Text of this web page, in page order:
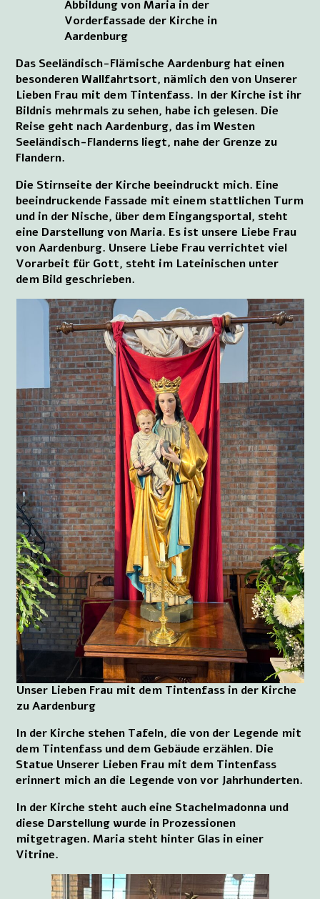
Abbildung von Maria in der
Vorderfassade der Kirche in
Aardenburg
Das Seeländisch-Flämische Aardenburg hat einen
besonderen Wallfahrtsort, nämlich den von Unserer
Lieben Frau mit dem Tintenfass. In der Kirche ist ihr
Bildnis mehrmals zu sehen, habe ich gelesen. Die
Reise geht nach Aardenburg, das im Westen
Seeländisch-Flanderns liegt, nahe der Grenze zu
Flandern.
Die Stirnseite der Kirche beeindruckt mich. Eine
beeindruckende Fassade mit einem stattlichen Turm
und in der Nische, über dem Eingangsportal, steht
eine Darstellung von Maria. Es ist unsere Liebe Frau
von Aardenburg. Unsere Liebe Frau verrichtet viel
Vorarbeit für Gott, steht im Lateinischen unter
dem Bild geschrieben.
Unser Lieben Frau mit dem Tintenfass in der Kirche
zu Aardenburg
In der Kirche stehen Tafeln, die von der Legende mit
dem Tintenfass und dem Gebäude erzählen. Die
Statue Unserer Lieben Frau mit dem Tintenfass
erinnert mich an die Legende von vor Jahrhunderten.
In der Kirche steht auch eine Stachelmadonna und
diese Darstellung wurde in Prozessionen
mitgetragen. Maria steht hinter Glas in einer
Vitrine.